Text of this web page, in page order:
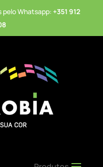
Whatsapp: +351 912